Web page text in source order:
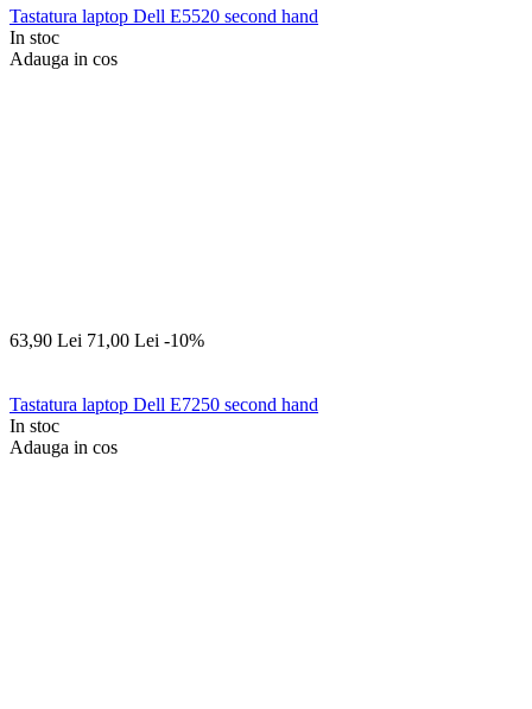
Tastatura laptop Dell E5520 second hand
In stoc
Adauga in cos
63,90 Lei 71,00 Lei -10%
Tastatura laptop Dell E7250 second hand
In stoc
Adauga in cos